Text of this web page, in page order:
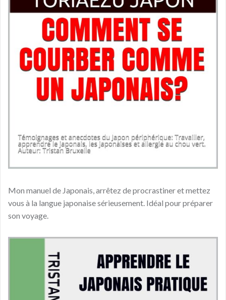
Mon manuel de Japonais, arrêtez de procrastiner et mettez
vous à la langue japonaise sérieusement. Idéal pour préparer
son voyage.